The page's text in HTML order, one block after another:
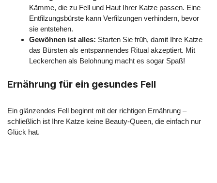
Kämme, die zu Fell und Haut Ihrer Katze passen. Eine
Entfilzungsbürste kann Verfilzungen verhindern, bevor
sie entstehen.
Gewöhnen ist alles: Starten Sie früh, damit Ihre Katze
das Bürsten als entspannendes Ritual akzeptiert. Mit
Leckerchen als Belohnung macht es sogar Spaß!
Ernährung für ein gesundes Fell
Ein glänzendes Fell beginnt mit der richtigen Ernährung –
schließlich ist Ihre Katze keine Beauty-Queen, die einfach nur
Glück hat.